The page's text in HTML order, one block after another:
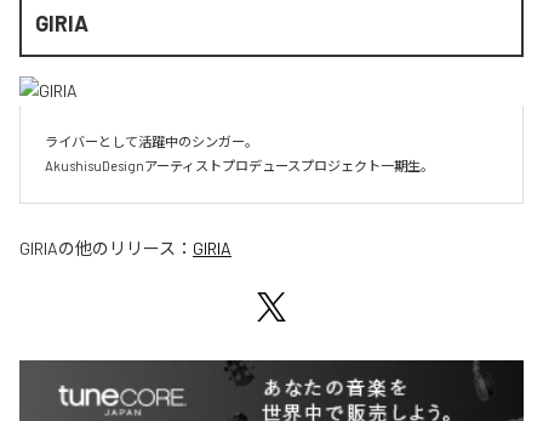
GIRIA
ライバーとして活躍中のシンガー。
AkushisuDesignアーティストプロデュースプロジェクト一期生。
GIRIAの他のリリース： GIRIA